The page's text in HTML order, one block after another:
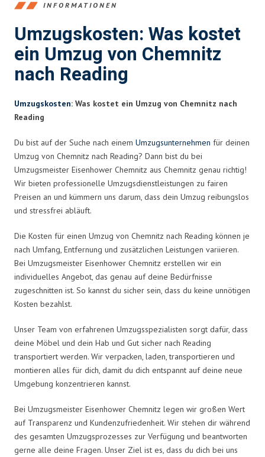
INFORMATIONEN
Umzugskosten: Was kostet
ein Umzug von Chemnitz
nach Reading
Umzugskosten: Was kostet ein Umzug von Chemnitz nach
Reading
Du bist auf der Suche nach einem Umzugsunternehmen für deinen
Umzug von Chemnitz nach Reading? Dann bist du bei
Umzugsmeister Eisenhower Chemnitz aus Chemnitz genau richtig!
Wir bieten professionelle Umzugsdienstleistungen zu fairen
Preisen an und kümmern uns darum, dass dein Umzug reibungslos
und stressfrei abläuft.
Die Kosten für einen Umzug von Chemnitz nach Reading können je
nach Umfang, Entfernung und zusätzlichen Leistungen variieren.
Bei Umzugsmeister Eisenhower Chemnitz erstellen wir ein
individuelles Angebot, das genau auf deine Bedürfnisse
zugeschnitten ist. So kannst du sicher sein, dass du keine unnötigen
Kosten bezahlst.
Unser Team von erfahrenen Umzugsspezialisten sorgt dafür, dass
deine Möbel und dein Hab und Gut sicher nach Reading
transportiert werden. Wir verpacken, laden, transportieren und
montieren alles für dich, damit du dich entspannt auf deine neue
Umgebung konzentrieren kannst.
Bei Umzugsmeister Eisenhower Chemnitz legen wir großen Wert
auf Transparenz und Kundenzufriedenheit. Wir stehen dir während
des gesamten Umzugsprozesses zur Verfügung und beantworten
gerne alle deine Fragen. Unser Ziel ist es, dass du dich bei uns